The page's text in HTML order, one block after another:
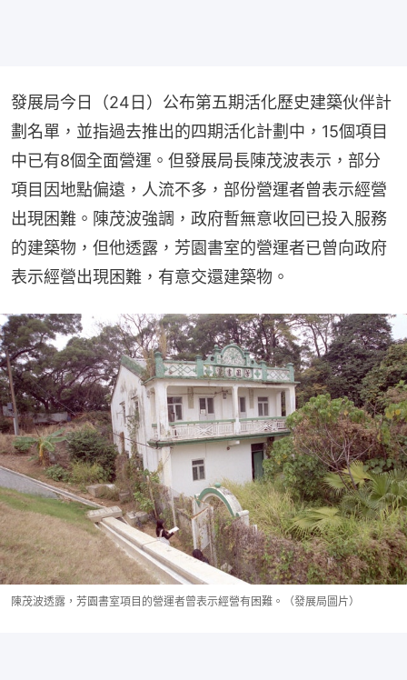
發展局今日（24日）公布第五期活化歷史建築伙伴計
劃名單，並指過去推出的四期活化計劃中，15個項目
中已有8個全面營運。但發展局長陳茂波表示，部分
項目因地點偏遠，人流不多，部份營運者曾表示經營
出現困難。陳茂波強調，政府暫無意收回已投入服務
的建築物，但他透露，芳園書室的營運者已曾向政府
表示經營出現困難，有意交還建築物。
陳茂波透露，芳園書室項目的營運者曾表示經營有困難。（發展局圖片）